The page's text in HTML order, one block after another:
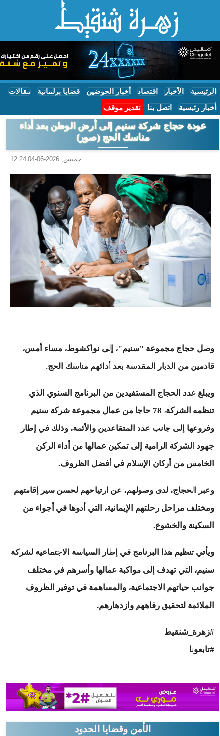
الرئيسية الأخبار اقتصاد أخبار الحوضين قضايا برلمانية مقالات
أخبار رئيسية اتصل بنا تقدير موقف
عودة حجاج شركة سنيم إلى أرض الوطن بعد أداء
مناسك الحج (صور)
خميس, 2026-06-04 12:24
وصل حجاج مجموعة "سنيم"، إلى نواكشوط، مساء أمس،
قادمين من الديار المقدسة بعد أدائهم مناسك الحج.
ويبلغ عدد الحجاج المستفيدين من البرنامج السنوي الذي
تنظمه الشركة، 78 حاجا من عمال مجموعة شركة سنيم
وفروعها إلى جانب عدد المتقاعدين والأئمة، وذلك في إطار
جهود الشركة الرامية إلى تمكين عمالها من أداء الركن
الخامس من أركان الإسلام في أفضل الظروف.
وعبر الحجاج، لدى وصولهم، عن ارتياحهم لحسن سير إقامتهم
ومختلف مراحل رحلتهم الإيمانية، التي أدوها في أجواء من
السكينة والخشوع.
ويأتي تنظيم هذا البرنامج في إطار السياسة الاجتماعية لشركة
سنيم، التي تهدف إلى مواكبة عمالها وأسرهم في مختلف
جوانب حياتهم الاجتماعية، والمساهمة في توفير الظروف
الملائمة لتحقيق رفاههم وازدهارهم.
#زهرة_شنقيط
#تابعونا
الأمن وقضايا الحدود